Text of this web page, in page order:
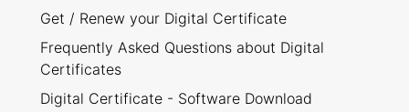
Get / Renew your Digital Certificate
Frequently Asked Questions about Digital
Certificates
Digital Certificate - Software Download